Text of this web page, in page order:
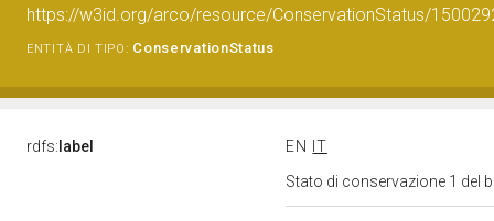
https://w3id.org/arco/resource/ConservationStatus/
ENTITÀ DI TIPO: ConservationStatus
rdfs: label EN
IT
Stato di conservazione 1 del